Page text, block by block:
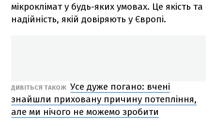
мікроклімат у будь-яких умовах. Це якість та
надійність, якій довіряють у Європі.
ДИВІТЬСЯ ТАКОЖ Усе дуже погано: вчені
знайшли приховану причину потепління,
але ми нічого не можемо зробити